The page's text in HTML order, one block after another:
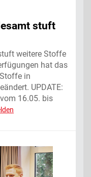
stuft
weitere Stoffe
hat das
in
UPDATE:
16.05. bis